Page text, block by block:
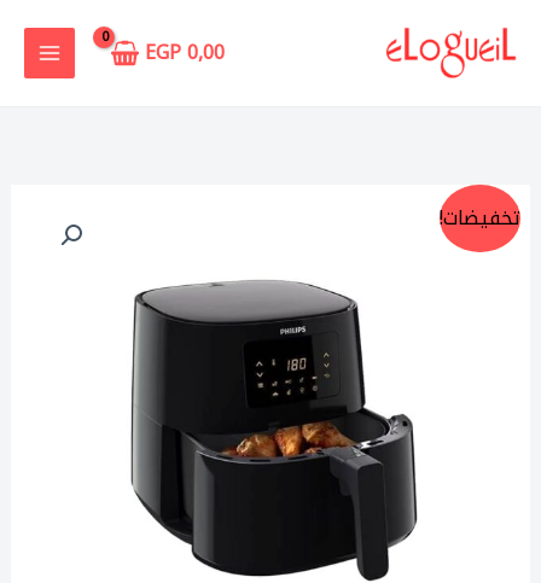
إلى
0,00
EGP
تخفيضات!
الأصلي
هو:
7.900,00 EGP.
السعر
هو:
6.699,00 EGP.
كمية
قلايه